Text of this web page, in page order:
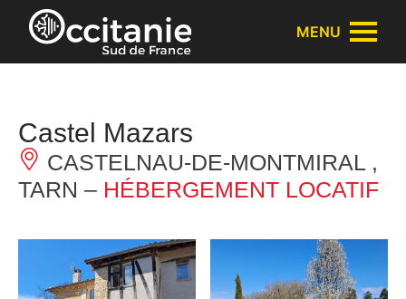
Panneau de gestion des cookies
MENU
Castel Mazars
CASTELNAU-DE-MONTMIRAL ,
TARN – HÉBERGEMENT LOCATIF